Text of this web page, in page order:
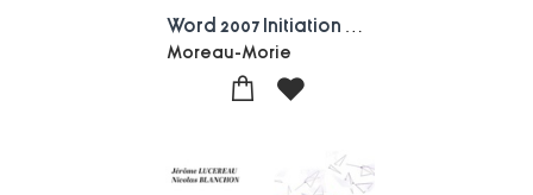
Moreau-Morie